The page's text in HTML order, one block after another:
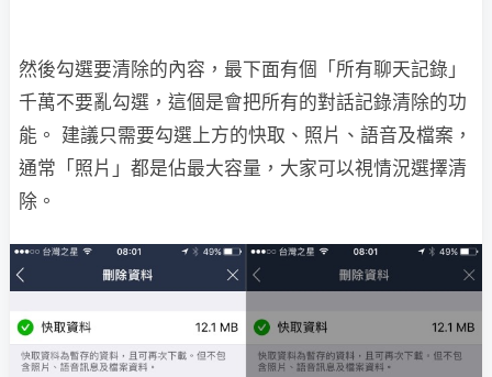
然後勾選要清除的內容，最下面有個「所有聊天記錄」
千萬不要亂勾選，這個是會把所有的對話記錄清除的功
能。 建議只需要勾選上方的快取、照片、語音及檔案，
通常「照片」都是佔最大容量，大家可以視情況選擇清
除。